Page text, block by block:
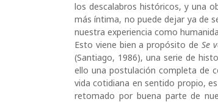
los descalabros históricos, y una
más íntima, no puede dejar ya de
nuestra experiencia como
Esto viene bien a propósito de Se
(Santiago, 1986), una serie de
ello una postulación completa de
vida cotidiana en sentido propio,
retomado por buena parte de